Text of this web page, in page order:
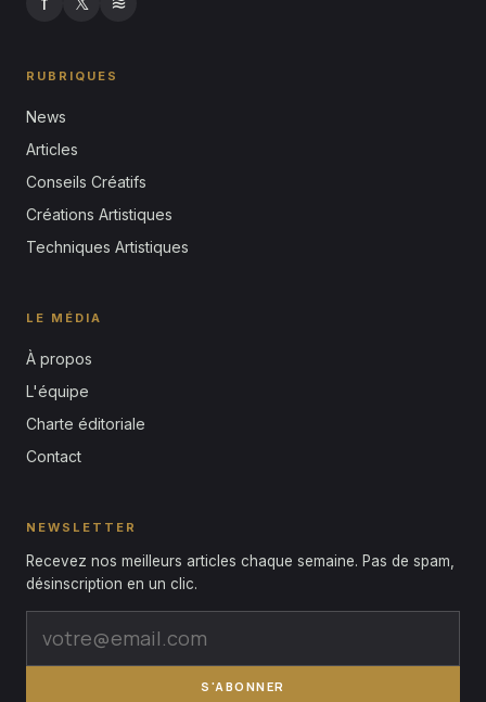
RUBRIQUES
News
Articles
Conseils Créatifs
Créations Artistiques
Techniques Artistiques
LE MÉDIA
À propos
L'équipe
Charte éditoriale
Contact
NEWSLETTER
Recevez nos meilleurs articles chaque semaine. Pas de spam,
désinscription en un clic.
S'ABONNER